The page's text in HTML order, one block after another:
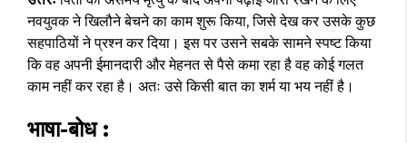
नवयुवक ने खिलौने बेचने का काम शुरू किया, जिसे देख कर उसके कुछ
सहपाठियों ने प्रश्न कर दिया। इस पर उसने सबके सामने स्पष्ट किया
कि वह अपनी ईमानदारी और मेहनत से पैसे कमा रहा है वह कोई गलत
काम नहीं कर रहा है। अतः उसे किसी बात का शर्म या भय नहीं है।
भाषा-बोध :